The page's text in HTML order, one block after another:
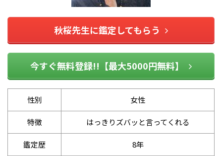
秋桜先生に鑑定してもらう
今すぐ無料登録!!【最大5000円無料】
性別 女性
特徴 はっきりズバッと言ってくれる
鑑定歴 8年